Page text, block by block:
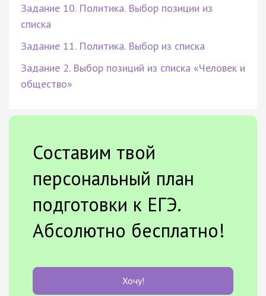
Задание 10. Политика. Выбор позиции из
списка
Задание 11. Политика. Выбор из списка
Задание 2. Выбор позиций из списка «Человек и
общество»
Составим твой
персональный план
подготовки к ЕГЭ.
Абсолютно бесплатно!
Хочу!